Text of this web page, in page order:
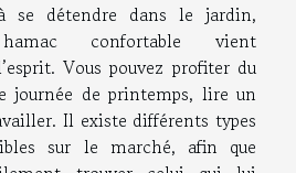
se détendre dans le jardin,
confortable vient
Vous pouvez profiter du
journée de printemps, lire un
Il existe différents types
sur le marché, afin que